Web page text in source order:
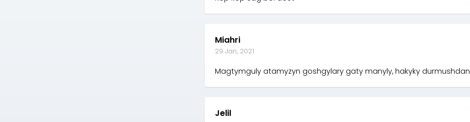
Miahri
29 Jan, 2021
Magtymguly atamyzyn goshgylary gaty manyly, hakyky durmushdan
Jelil